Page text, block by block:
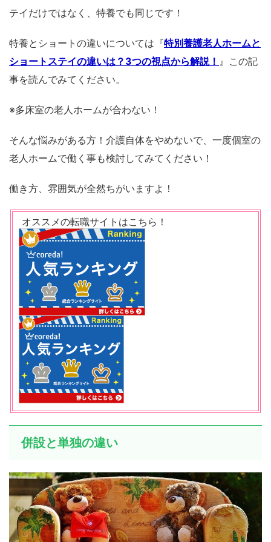
テイだけではなく、特養でも同じです！
特養とショートの違いについては『特別養護老人ホームと
ショートステイの違いは？3つの視点から解説！ 』この記
事を読んでみてください。
※多床室の老人ホームが合わない！
そんな悩みがある方！介護自体をやめないで、一度個室の
老人ホームで働く事も検討してみてください！
働き方、雰囲気が全然ちがいますよ！
オススメの転職サイトはこちら！
併設と単独の違い